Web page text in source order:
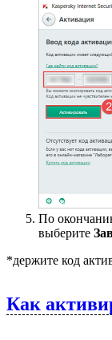
По
выберите
*держите код
Как